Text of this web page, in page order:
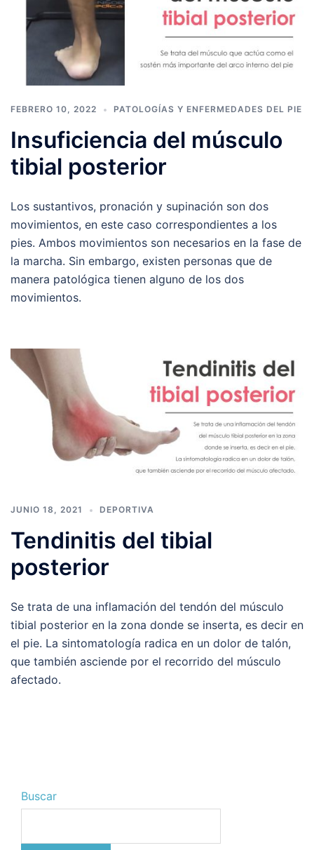
FEBRERO 10, 2022 PATOLOGÍAS Y ENFERMEDADES DEL PIE
Insuficiencia del músculo
tibial posterior
Los sustantivos, pronación y supinación son dos
movimientos, en este caso correspondientes a los
pies. Ambos movimientos son necesarios en la fase de
la marcha. Sin embargo, existen personas que de
manera patológica tienen alguno de los dos
movimientos.
JUNIO 18, 2021 DEPORTIVA
Tendinitis del tibial
posterior
Se trata de una inflamación del tendón del músculo
tibial posterior en la zona donde se inserta, es decir en
el pie. La sintomatología radica en un dolor de talón,
que también asciende por el recorrido del músculo
afectado.
Buscar